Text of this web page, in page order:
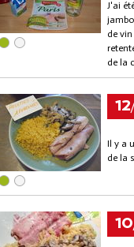
J'ai
de
de la
12
Il y a
de la
10